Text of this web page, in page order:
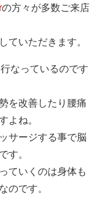
の方々が多数ご来店
ていただきます。
なっているのです
を改善したり腰痛
よね。
サージする事で脳
す。
ていくのは身体も
のです。